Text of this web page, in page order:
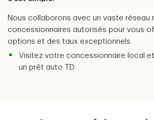
Nous collaborons avec un vaste réseau
concessionnaires autorisés pour vous
options et des taux exceptionnels.
Visitez votre concessionnaire local
un prêt auto TD.